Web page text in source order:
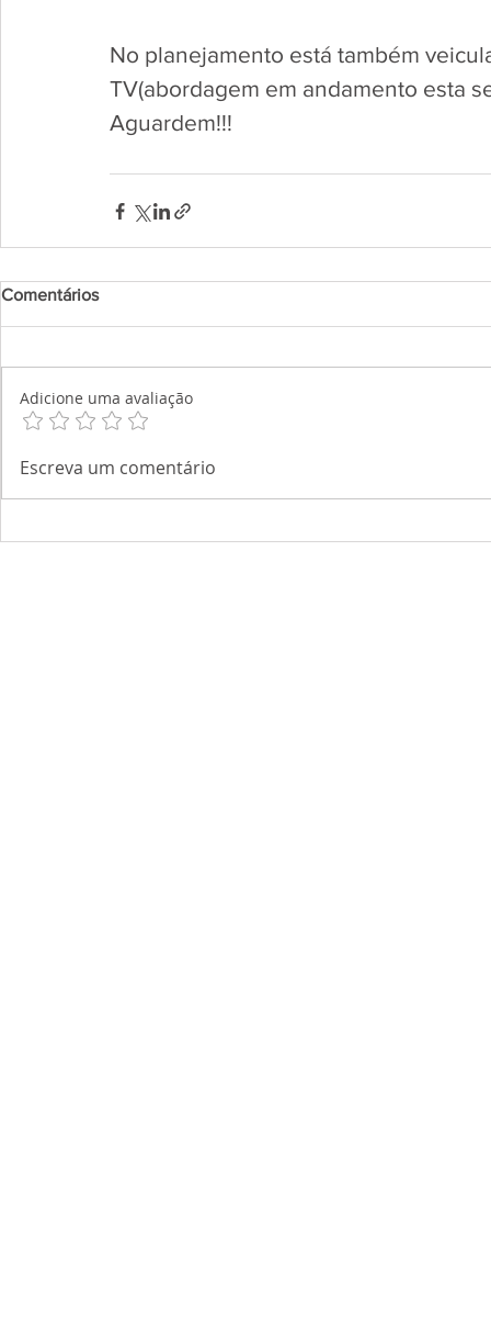
No planejamento está também
TV(abordagem em andamento esta
Aguardem!!!
Comentários
Adicione uma avaliação
Escreva um comentário